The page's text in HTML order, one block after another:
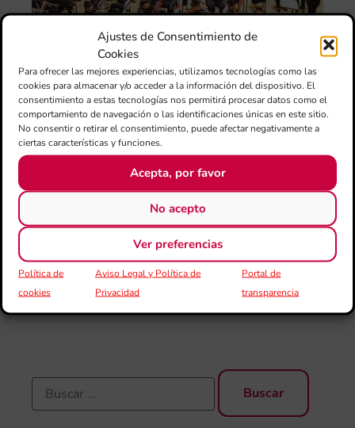
Ajustes de Consentimiento de
Cookies
Para ofrecer las mejores experiencias, utilizamos tecnologías como las
cookies para almacenar y/o acceder a la información del dispositivo. El
consentimiento a estas tecnologías nos permitirá procesar datos como el
comportamiento de navegación o las identificaciones únicas en este sitio.
No consentir o retirar el consentimiento, puede afectar negativamente a
ciertas características y funciones.
Acepta, por favor
No acepto
Ver preferencias
Política de
cookies
Aviso Legal y Política de
Privacidad
Portal de
transparencia